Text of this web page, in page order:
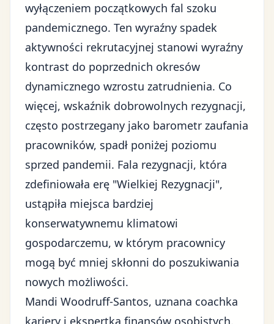
wyłączeniem początkowych fal szoku
pandemicznego. Ten wyraźny spadek
aktywności rekrutacyjnej stanowi wyraźny
kontrast do poprzednich okresów
dynamicznego wzrostu zatrudnienia. Co
więcej, wskaźnik dobrowolnych rezygnacji,
często postrzegany jako barometr zaufania
pracowników, spadł poniżej poziomu
sprzed pandemii. Fala rezygnacji, która
zdefiniowała erę "Wielkiej Rezygnacji",
ustąpiła miejsca bardziej
konserwatywnemu klimatowi
gospodarczemu, w którym pracownicy
mogą być mniej skłonni do poszukiwania
nowych możliwości.
Mandi Woodruff-Santos, uznana coachka
kariery i ekspertka finansów osobistych,